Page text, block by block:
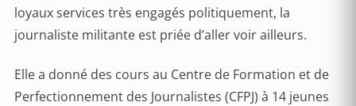
loyaux services très engagés politiquement, la
journaliste militante est priée d’aller voir ailleurs.
Elle a donné des cours au Centre de Formation et de
Perfectionnement des Journalistes (CFPJ) à 14 jeunes